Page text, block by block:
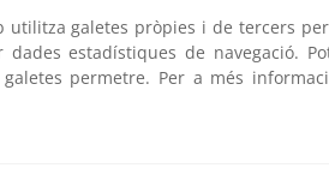
utilitza galetes pròpies i de tercers
estadístiques de navegació.
permetre. Per a més